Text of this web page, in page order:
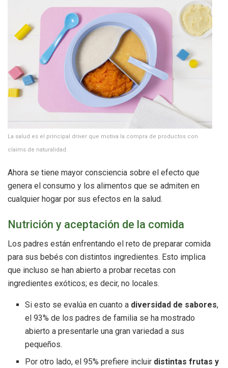
La salud es el principal driver que motiva la compra de productos con
claims de naturalidad.
Ahora se tiene mayor consciencia sobre el efecto que
genera el consumo y los alimentos que se admiten en
cualquier hogar por sus efectos en la salud.
Nutrición y aceptación de la comida
Los padres están enfrentando el reto de preparar comida
para sus bebés con distintos ingredientes. Esto implica
que incluso se han abierto a probar recetas con
ingredientes exóticos; es decir, no locales.
Si esto se evalúa en cuanto a diversidad de sabores,
el 93% de los padres de familia se ha mostrado
abierto a presentarle una gran variedad a sus
pequeños.
Por otro lado, el 95% prefiere incluir distintas frutas y